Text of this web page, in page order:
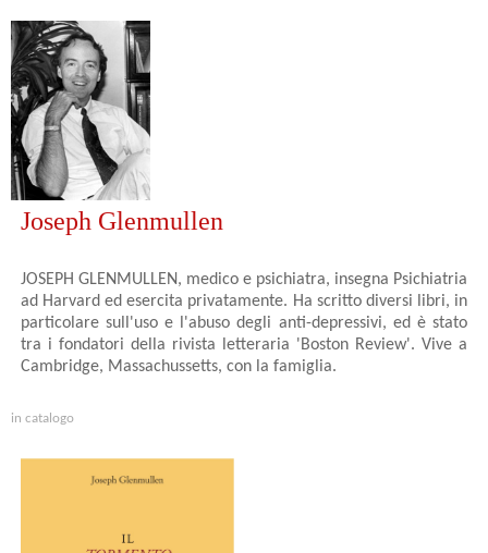
Joseph Glenmullen
JOSEPH GLENMULLEN, medico e psichiatra, insegna Psichiatria
ad Harvard ed esercita privatamente. Ha scritto diversi libri, in
particolare sull'uso e l'abuso degli anti-depressivi, ed è stato
tra i fondatori della rivista letteraria 'Boston Review'. Vive a
Cambridge, Massachussetts, con la famiglia.
in catalogo